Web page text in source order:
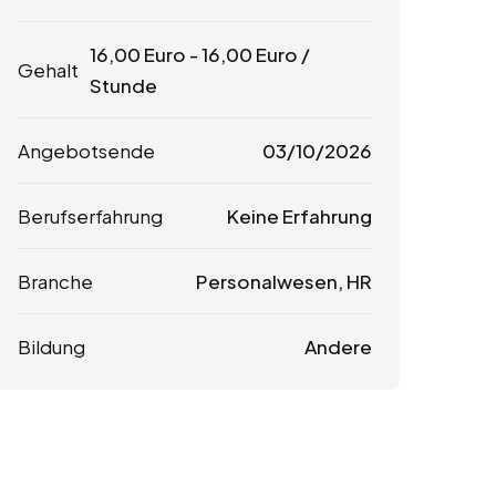
Gehalt
16,00 Euro -16,00 Euro /
Stunde
Angebotsende 03/10/2026
Berufserfahrung Keine Erfahrung
Branche Personalwesen, HR
Bildung Andere